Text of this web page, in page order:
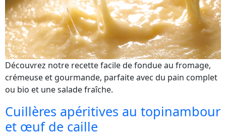
Découvrez notre recette facile de fondue au fromage,
crémeuse et gourmande, parfaite avec du pain complet
ou bio et une salade fraîche.
Cuillères apéritives au topinambour
et œuf de caille